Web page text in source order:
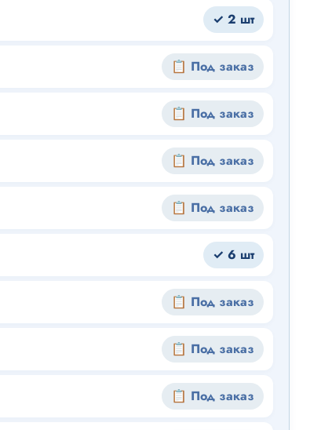
✓ 2 шт
📋 Под заказ
📋 Под заказ
📋 Под заказ
📋 Под заказ
✓ 6 шт
📋 Под заказ
📋 Под заказ
📋 Под заказ